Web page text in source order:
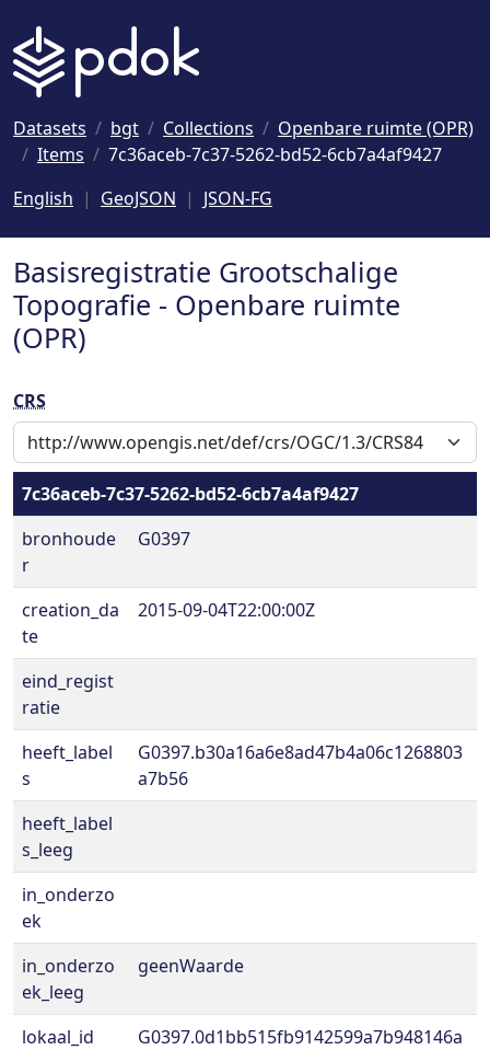
Datasets bgt Collections
Openbare ruimte (OPR)
Items
7c36aceb-7c37-5262-bd52-6cb7a4af9427
English
GeoJSON JSON-FG
Basisregistratie Grootschalige
Topografie - Openbare ruimte
(OPR)
CRS
7c36aceb-7c37-5262-bd52-6cb7a4af9427
bronhoude
r
G0397
creation_da
te
2015-09-04T22:00:00Z
eind_regist
ratie
heeft_label
s
G0397.b30a16a6e8ad47b4a06c1268803
a7b56
heeft_label
s_leeg
in_onderzo
ek
in_onderzo
ek_leeg
geenWaarde
lokaal_id
G0397.0d1bb515fb9142599a7b948146a